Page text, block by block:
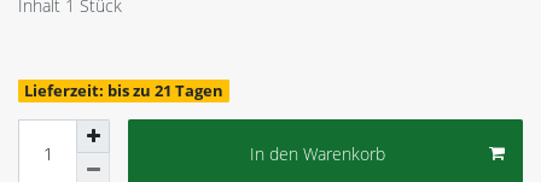
Inhalt 1 Stück
Lieferzeit: bis zu 21 Tagen
In den Warenkorb